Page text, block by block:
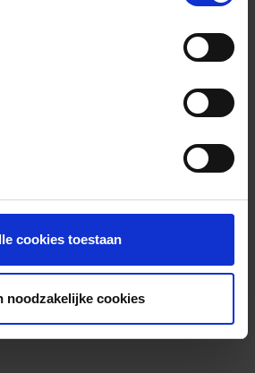
cookies toestaan
noodzakelijke cookies